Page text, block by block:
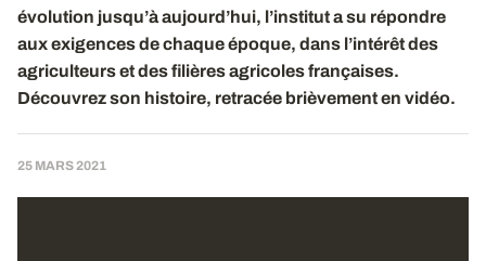
évolution jusqu’à aujourd’hui, l’institut a su répondre
aux exigences de chaque époque, dans l’intérêt des
agriculteurs et des filières agricoles françaises.
Découvrez son histoire, retracée brièvement en vidéo.
25 MARS 2021